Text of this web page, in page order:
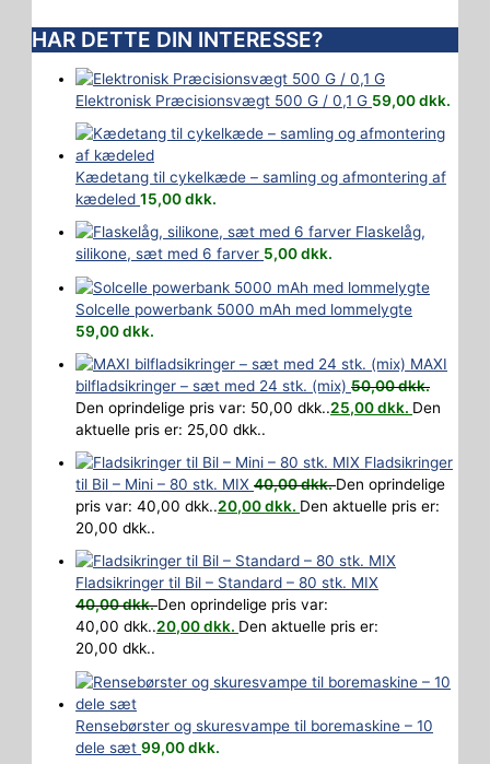
HAR DETTE DIN INTERESSE?
Elektronisk Præcisionsvægt 500 G / 0,1 G 59,00dkk.
Kædetang til cykelkæde – samling og afmontering af
kædeled 15,00dkk.
Flaskelåg,
silikone, sæt med 6 farver 5,00dkk.
Solcelle powerbank 5000 mAh med lommelygte
59,00dkk.
MAXI
bilfladsikringer – sæt med 24 stk. (mix) 50,00dkk.
Den oprindelige pris var: 50,00 dkk..25,00dkk. Den
aktuelle pris er: 25,00 dkk..
Fladsikringer
til Bil – Mini – 80 stk. MIX 40,00dkk.Den oprindelige
pris var: 40,00 dkk..20,00dkk. Den aktuelle pris er:
20,00 dkk..
Fladsikringer til Bil – Standard – 80 stk. MIX
40,00dkk.Den oprindelige pris var:
40,00 dkk..20,00dkk. Den aktuelle pris er:
20,00 dkk..
Rensebørster og skuresvampe til boremaskine – 10
dele sæt 99,00dkk.